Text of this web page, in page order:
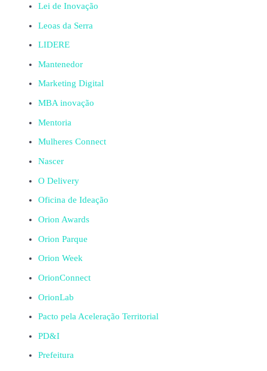
Lei de Inovação
Leoas da Serra
LIDERE
Mantenedor
Marketing Digital
MBA inovação
Mentoria
Mulheres Connect
Nascer
O Delivery
Oficina de Ideação
Orion Awards
Orion Parque
Orion Week
OrionConnect
OrionLab
Pacto pela Aceleração Territorial
PD&I
Prefeitura